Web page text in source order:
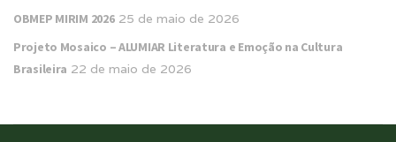
OBMEP MIRIM 2026 25 de maio de 2026
Projeto Mosaico – ALUMIAR Literatura e Emoção na Cultura
Brasileira 22 de maio de 2026